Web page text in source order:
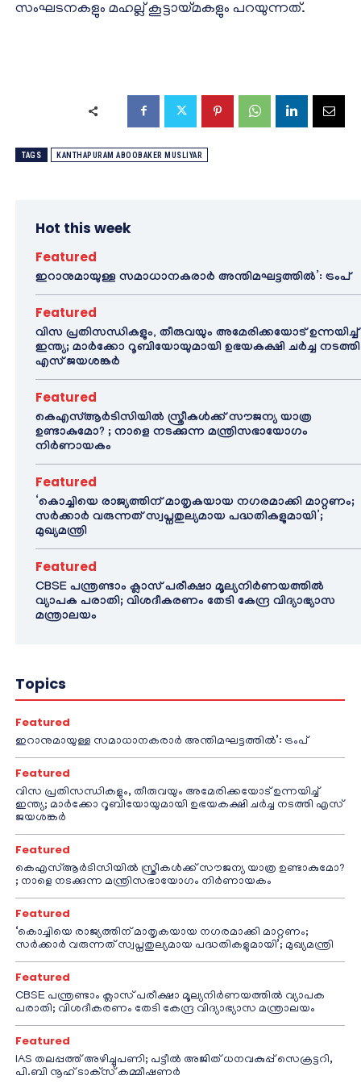
സംഘടനകളും മഹല്ല് കൂട്ടായ്മകളും പറയുന്നത്.
TAGS KANTHAPURAM ABOOBAKER MUSLIYAR
Hot this week
Featured
ഇറാനുമായുള്ള സമാധാനകരാർ അന്തിമഘട്ടത്തിൽ‌’: ട്രംപ്
Featured
വിസ പ്രതിസന്ധികളും, തീരുവയും അമേരിക്കയോട് ഉന്നയിച്ച്
ഇന്ത്യ; മാർക്കോ റൂബിയോയുമായി ഉഭയകക്ഷി ചർച്ച നടത്തി
എസ് ജയശങ്കർ
Featured
കെഎസ്ആർടിസിയിൽ സ്ത്രീകൾക്ക് സൗജന്യ യാത്ര
ഉണ്ടാകുമോ? ; നാളെ നടക്കുന്ന മന്ത്രിസഭായോഗം
നിർണായകം
Featured
‘കൊച്ചിയെ രാജ്യത്തിന് മാതൃകയായ നഗരമാക്കി മാറ്റണം;
സർക്കാർ വരുന്നത് സ്വപ്നതുല്യമായ പദ്ധതികളുമായി’;
മുഖ്യമന്ത്രി
Featured
CBSE പന്ത്രണ്ടാം ക്ലാസ് പരീക്ഷാ മൂല്യനിർണയത്തിൽ
വ്യാപക പരാതി; വിശദീകരണം തേടി കേന്ദ്ര വിദ്യാഭ്യാസ
മന്ത്രാലയം
Topics
Featured
ഇറാനുമായുള്ള സമാധാനകരാർ അന്തിമഘട്ടത്തിൽ‌’: ട്രംപ്
Featured
വിസ പ്രതിസന്ധികളും, തീരുവയും അമേരിക്കയോട് ഉന്നയിച്ച്
ഇന്ത്യ; മാർക്കോ റൂബിയോയുമായി ഉഭയകക്ഷി ചർച്ച നടത്തി എസ്
ജയശങ്കർ
Featured
കെഎസ്ആർടിസിയിൽ സ്ത്രീകൾക്ക് സൗജന്യ യാത്ര ഉണ്ടാകുമോ?
; നാളെ നടക്കുന്ന മന്ത്രിസഭായോഗം നിർണായകം
Featured
‘കൊച്ചിയെ രാജ്യത്തിന് മാതൃകയായ നഗരമാക്കി മാറ്റണം;
സർക്കാർ വരുന്നത് സ്വപ്നതുല്യമായ പദ്ധതികളുമായി’; മുഖ്യമന്ത്രി
Featured
CBSE പന്ത്രണ്ടാം ക്ലാസ് പരീക്ഷാ മൂല്യനിർണയത്തിൽ വ്യാപക
പരാതി; വിശദീകരണം തേടി കേന്ദ്ര വിദ്യാഭ്യാസ മന്ത്രാലയം
Featured
IAS തലപ്പത്ത് അഴിച്ചുപണി; പട്ടീല്‍ അജിത് ധനവകുപ്പ് സെക്രട്ടറി,
പി.ബി നൂഹ് ടാക്‌സ് കമ്മീഷണര്‍